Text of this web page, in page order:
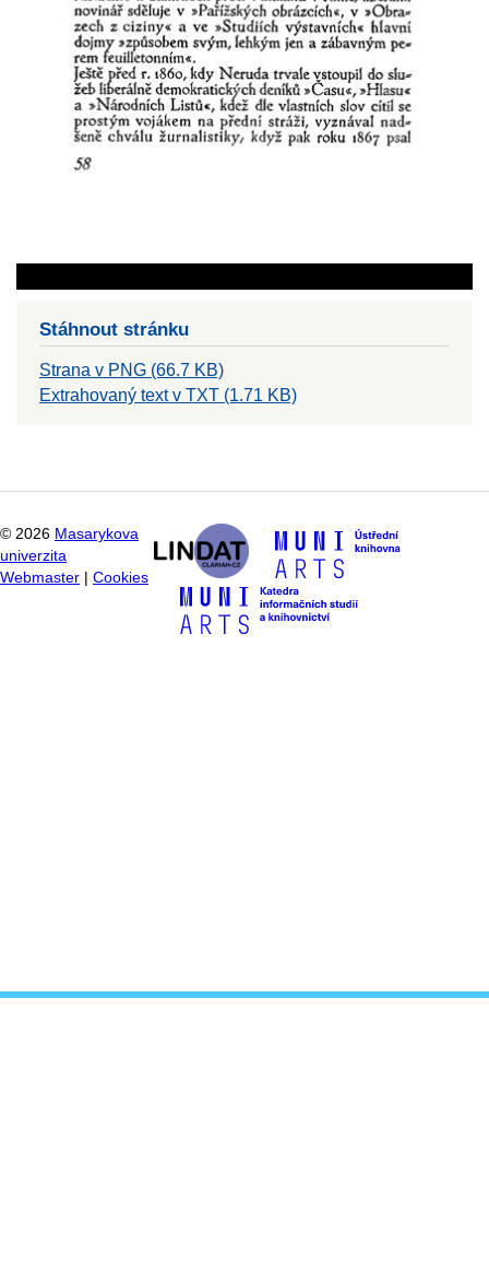
Stáhnout stránku
Strana v PNG (66.7 KB)
Extrahovaný text v TXT (1.71 KB)
© 2026 Masarykova
univerzita
Webmaster
Cookies